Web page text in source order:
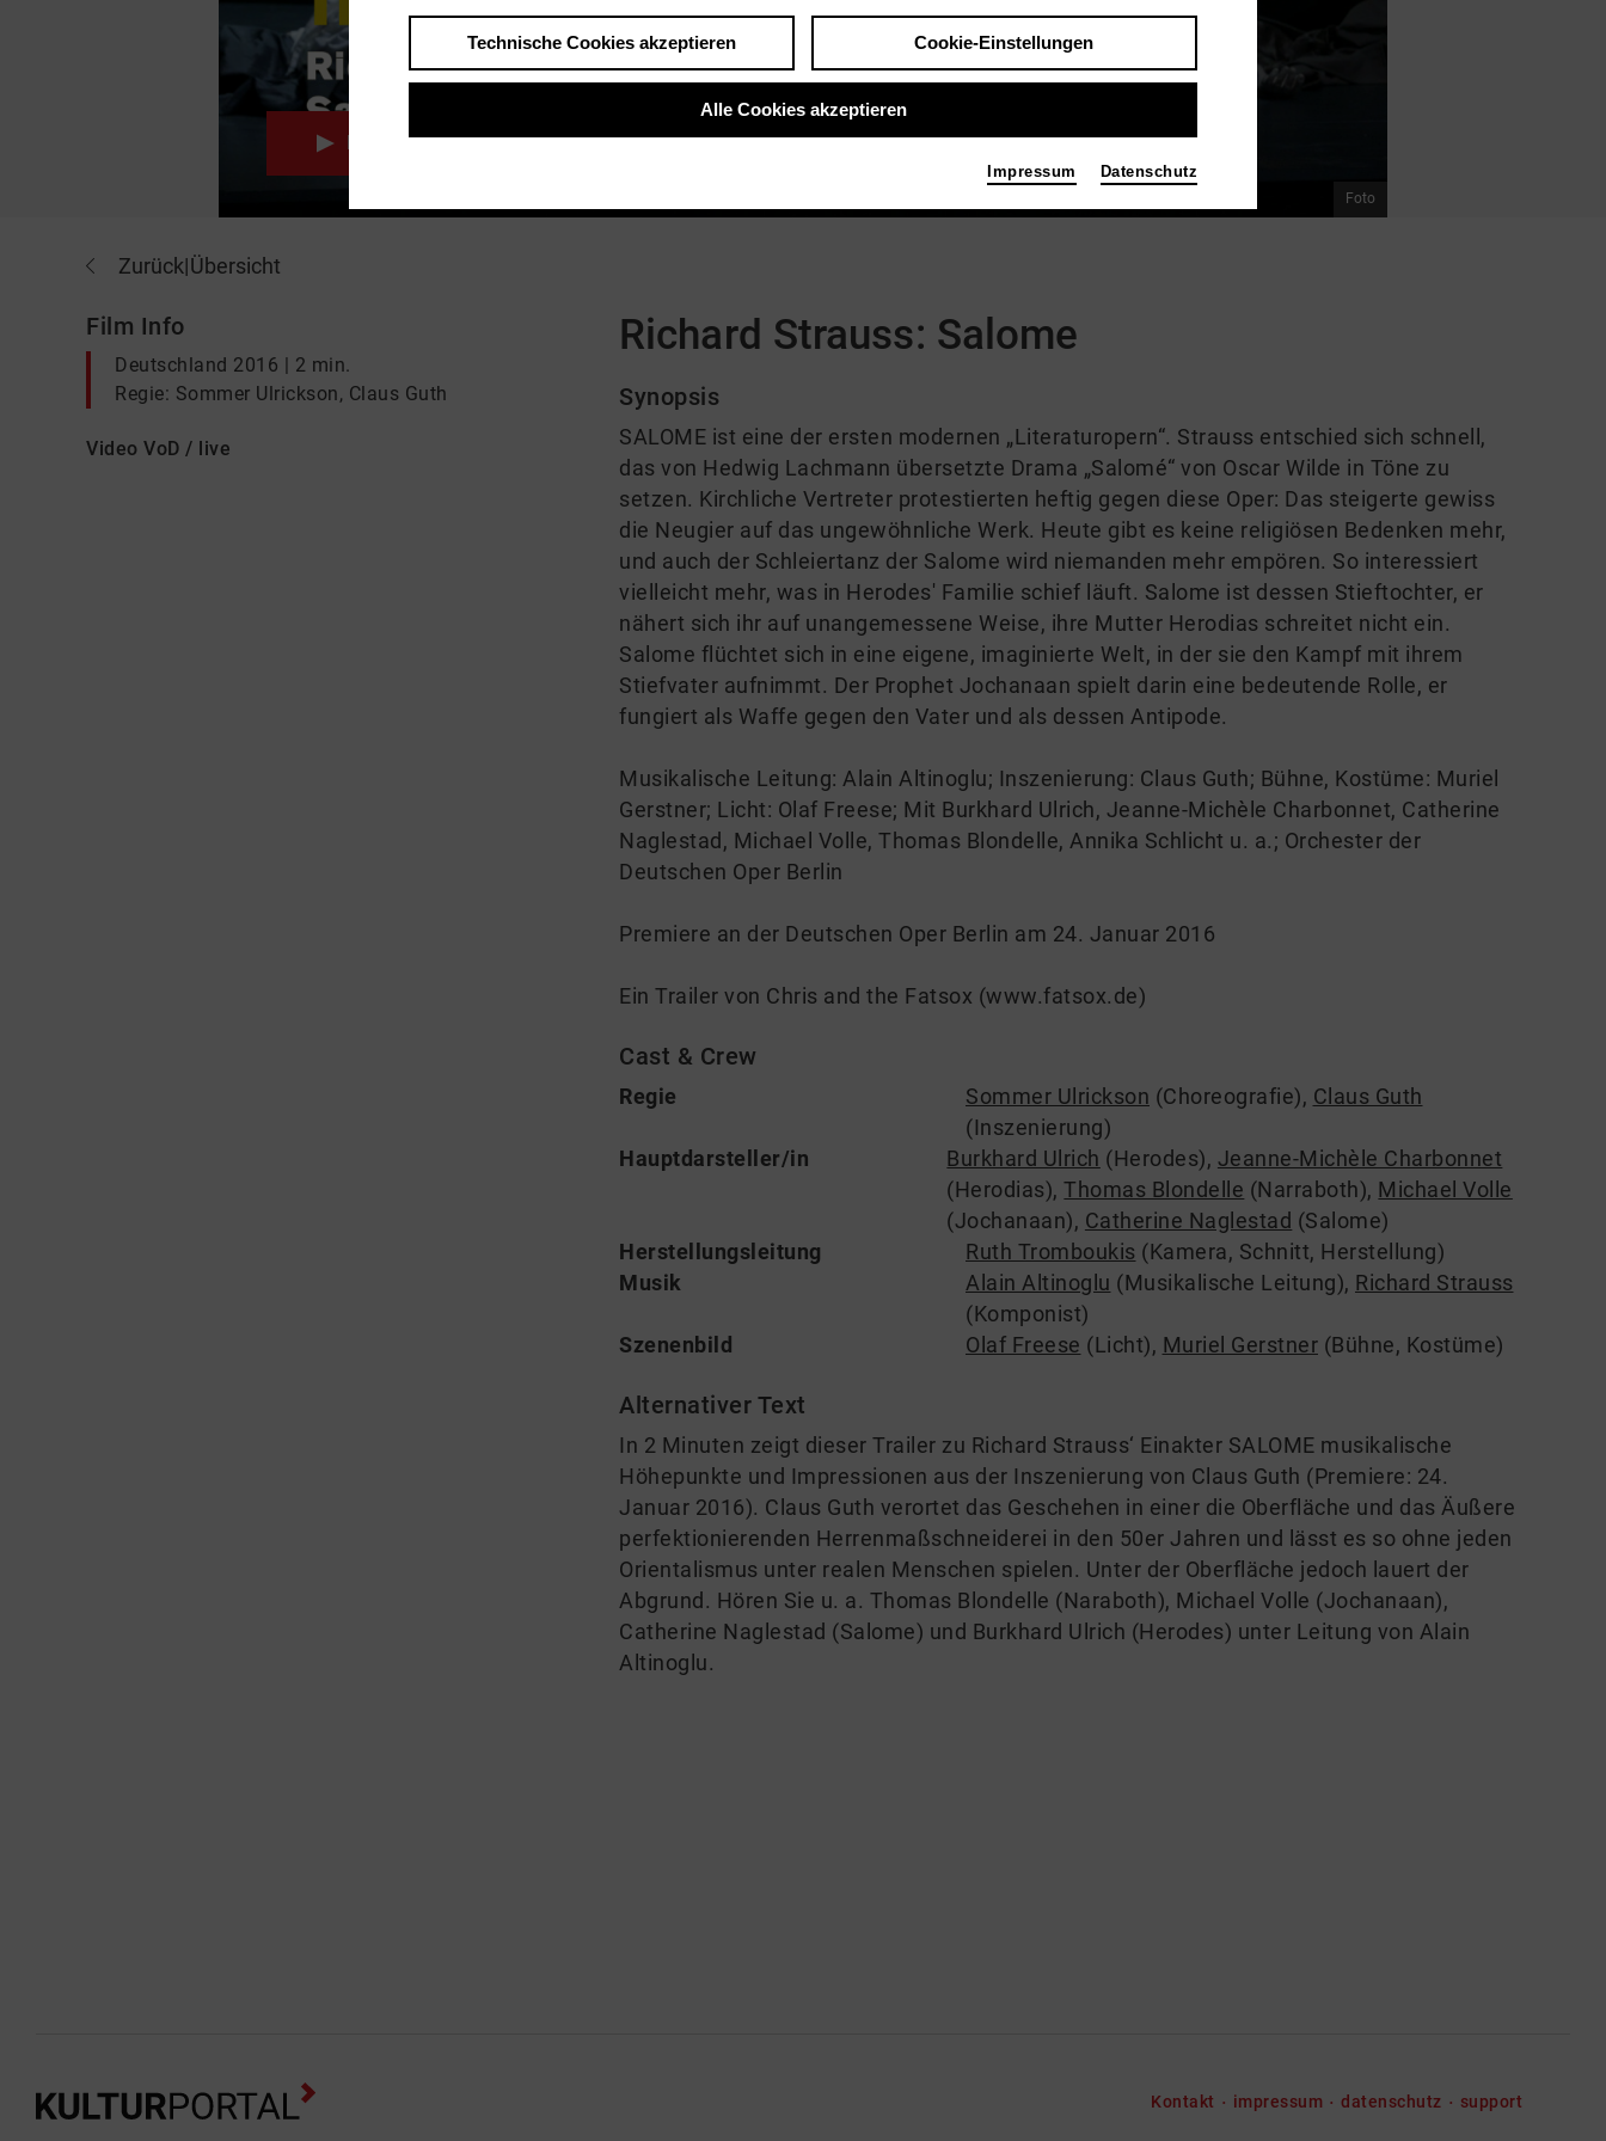
Foto
Play
Zurück|Übersicht
Film Info
Deutschland 2016 | 2 min.
Regie: Sommer Ulrickson, Claus Guth
Video VoD / live
Richard Strauss: Salome
Synopsis
SALOME ist eine der ersten modernen „Literaturopern“. Strauss entschied sich schnell,
das von Hedwig Lachmann übersetzte Drama „Salomé“ von Oscar Wilde in Töne zu
setzen. Kirchliche Vertreter protestierten heftig gegen diese Oper: Das steigerte gewiss
die Neugier auf das ungewöhnliche Werk. Heute gibt es keine religiösen Bedenken mehr,
und auch der Schleiertanz der Salome wird niemanden mehr empören. So interessiert
vielleicht mehr, was in Herodes' Familie schief läuft. Salome ist dessen Stieftochter, er
nähert sich ihr auf unangemessene Weise, ihre Mutter Herodias schreitet nicht ein.
Salome flüchtet sich in eine eigene, imaginierte Welt, in der sie den Kampf mit ihrem
Stiefvater aufnimmt. Der Prophet Jochanaan spielt darin eine bedeutende Rolle, er
fungiert als Waffe gegen den Vater und als dessen Antipode.
Musikalische Leitung: Alain Altinoglu; Inszenierung: Claus Guth; Bühne, Kostüme: Muriel
Gerstner; Licht: Olaf Freese; Mit Burkhard Ulrich, Jeanne-Michèle Charbonnet, Catherine
Naglestad, Michael Volle, Thomas Blondelle, Annika Schlicht u. a.; Orchester der
Deutschen Oper Berlin
Premiere an der Deutschen Oper Berlin am 24. Januar 2016
Ein Trailer von Chris and the Fatsox (www.fatsox.de)
Cast & Crew
Regie Sommer Ulrickson (Choreografie), Claus Guth
(Inszenierung)
Hauptdarsteller/in
Burkhard Ulrich (Herodes), Jeanne-Michèle Charbonnet
(Herodias),Thomas Blondelle (Narraboth), Michael Volle
(Jochanaan), Catherine Naglestad (Salome)
Herstellungsleitung
Ruth Tromboukis (Kamera, Schnitt, Herstellung)
Musik
Alain Altinoglu (Musikalische Leitung), Richard Strauss
(Komponist)
Szenenbild
Olaf Freese (Licht), Muriel Gerstner (Bühne, Kostüme)
Alternativer Text
In 2 Minuten zeigt dieser Trailer zu Richard Strauss‘ Einakter SALOME musikalische
Höhepunkte und Impressionen aus der Inszenierung von Claus Guth (Premiere: 24.
Januar 2016). Claus Guth verortet das Geschehen in einer die Oberfläche und das Äußere
perfektionierenden Herrenmaßschneiderei in den 50er Jahren und lässt es so ohne jeden
Orientalismus unter realen Menschen spielen. Unter der Oberfläche jedoch lauert der
Abgrund. Hören Sie u. a. Thomas Blondelle (Naraboth), Michael Volle (Jochanaan),
Catherine Naglestad (Salome) und Burkhard Ulrich (Herodes) unter Leitung von Alain
Altinoglu.
Kontakt impressum datenschutz support
Technische Cookies akzeptieren Cookie-Einstellungen
Alle Cookies akzeptieren
Impressum Datenschutz